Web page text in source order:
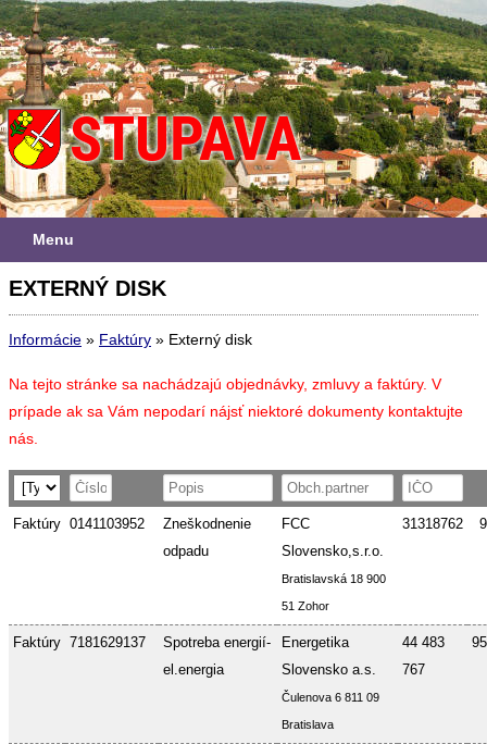
Menu
EXTERNÝ DISK
Informácie » Faktúry » Externý disk
Na tejto stránke sa nachádzajú objednávky, zmluvy a faktúry. V
prípade ak sa Vám nepodarí nájsť niektoré dokumenty kontaktujte
nás.
Faktúry 0141103952
Zneškodnenie
odpadu
FCC
Slovensko,s.r.o.
Bratislavská 18 900
51 Zohor
31318762
Faktúry 7181629137
Spotreba energií-
el.energia
Energetika
Slovensko a.s.
Čulenova 6 811 09
Bratislava
44 483
767